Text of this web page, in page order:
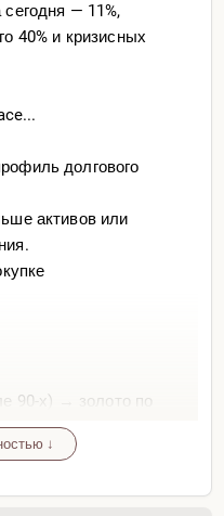
сегодня — 11%,
40% и кризисных
долгового
активов или
90-х) → золото по
↓